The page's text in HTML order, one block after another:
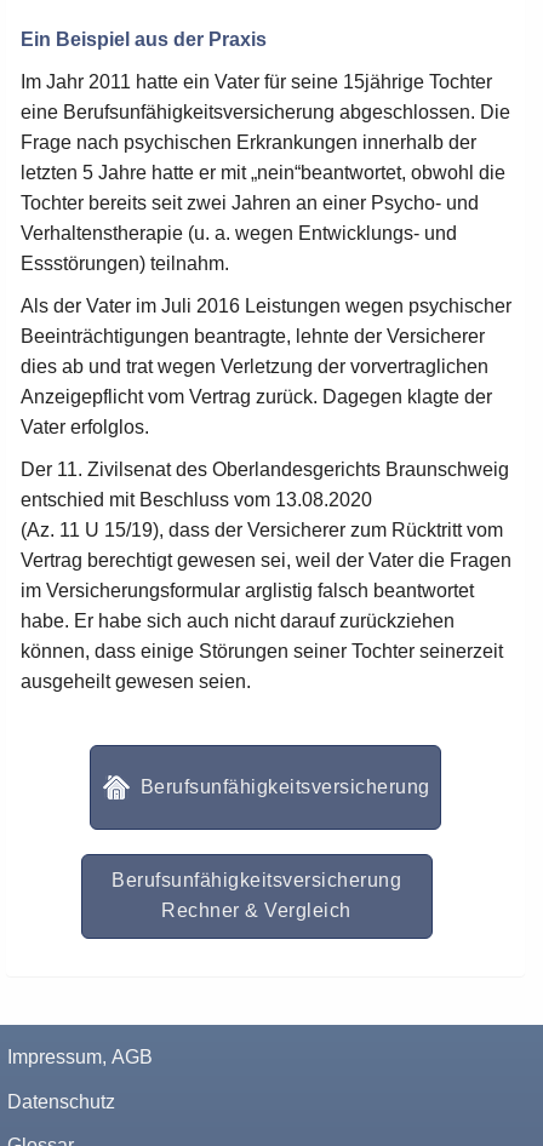
Ein Beispiel aus der Praxis
Im Jahr 2011 hatte ein Vater für seine 15jährige Tochter
eine Berufsunfähigkeitsversicherung abgeschlossen. Die
Frage nach psychischen Erkrankungen innerhalb der
letzten 5 Jahre hatte er mit „nein“beantwortet, obwohl die
Tochter bereits seit zwei Jahren an einer Psycho- und
Verhaltenstherapie (u. a. wegen Entwicklungs- und
Essstörungen) teilnahm.
Als der Vater im Juli 2016 Leistungen wegen psychischer
Beeinträchtigungen beantragte, lehnte der Versicherer
dies ab und trat wegen Verletzung der vorvertraglichen
Anzeigepflicht vom Vertrag zurück. Dagegen klagte der
Vater erfolglos.
Der 11. Zivilsenat des Oberlandesgerichts Braunschweig
entschied mit Beschluss vom 13.08.2020
(Az. 11 U 15/19), dass der Versicherer zum Rücktritt vom
Vertrag berechtigt gewesen sei, weil der Vater die Fragen
im Versicherungsformular arglistig falsch beantwortet
habe. Er habe sich auch nicht darauf zurückziehen
können, dass einige Störungen seiner Tochter seinerzeit
ausgeheilt gewesen seien.
Berufsunfähigkeitsversicherung
Berufsunfähigkeitsversicherung
Rechner & Vergleich
Impressum, AGB
Datenschutz